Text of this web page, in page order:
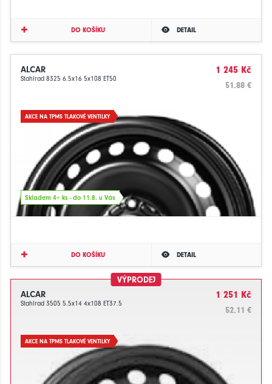
DO KOŠÍKU DETAIL
ALCAR
Stahlrad 8325 6.5x16 5x108 ET50
1 245 Kč
51.88 €
AKCE NA TPMS TLAKOVÉ VENTILKY
Skladem 4+ ks - do 11.8. u Vás
DO KOŠÍKU DETAIL
VÝPRODEJ
ALCAR
Stahlrad 3505 5.5x14 4x108 ET37.5
1 251 Kč
52.11 €
AKCE NA TPMS TLAKOVÉ VENTILKY